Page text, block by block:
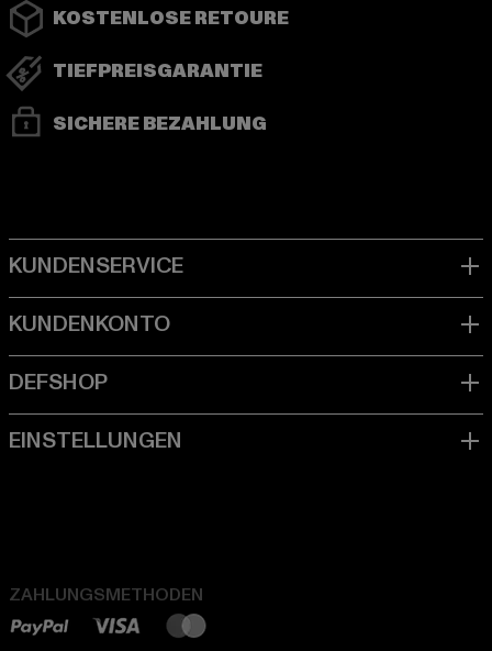
KOSTENLOSE RETOURE
TIEFPREISGARANTIE
SICHERE BEZAHLUNG
ZAHLUNGSMETHODEN